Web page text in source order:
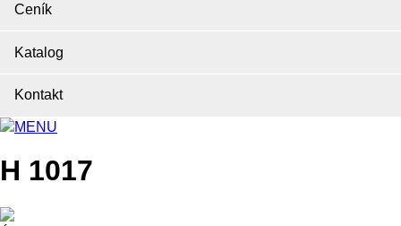
Ceník
Katalog
Kontakt
MENU
H 1017